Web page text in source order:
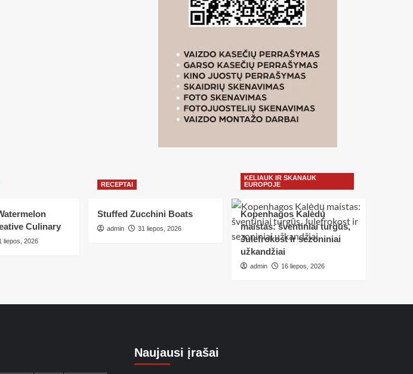
Culinary
liepos, 2026
RECEPTAI
Stuffed Zucchini Boats
admin 31 liepos, 2026
KELIAUK IR SKANAUK
EUROPOJE
Kopenhagos Kalėdų
maistas: šventiniai turgūs,
Julefrokost ir sezoniniai
užkandžiai
admin 16 liepos, 2026
Naujausi įrašai